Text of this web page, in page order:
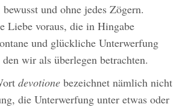
und ohne jedes Zögern.
Liebe voraus, die in Hingabe
und glückliche Unterwerfung
wir als überlegen betrachten.
devotione bezeichnet nämlich nicht
die Unterwerfung unter etwas oder